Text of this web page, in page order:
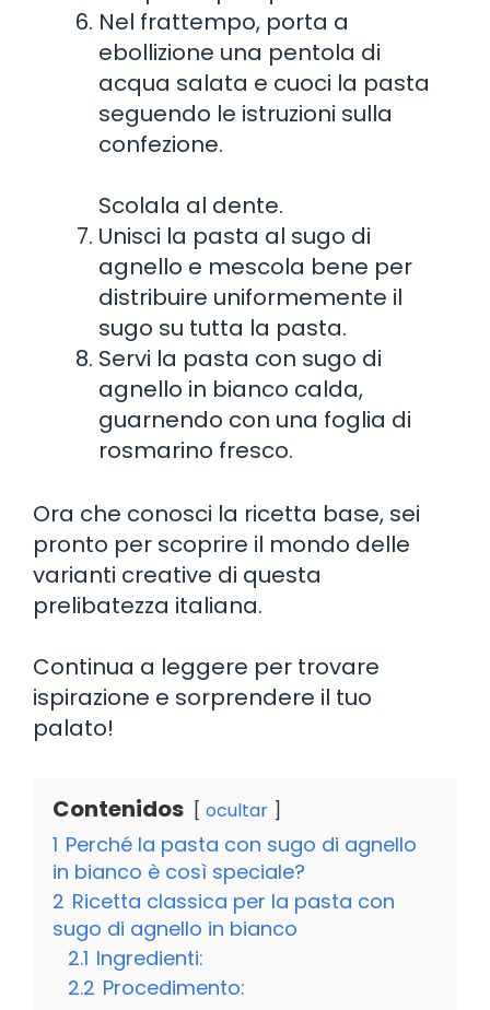
Nel frattempo, porta a
ebollizione una pentola di
acqua salata e cuoci la pasta
seguendo le istruzioni sulla
confezione.
Scolala al dente.
Unisci la pasta al sugo di
agnello e mescola bene per
distribuire uniformemente il
sugo su tutta la pasta.
Servi la pasta con sugo di
agnello in bianco calda,
guarnendo con una foglia di
rosmarino fresco.
Ora che conosci la ricetta base, sei
pronto per scoprire il mondo delle
varianti creative di questa
prelibatezza italiana.
Continua a leggere per trovare
ispirazione e sorprendere il tuo
palato!
Contenidos ocultar
1 Perché la pasta con sugo di agnello
in bianco è così speciale?
2 Ricetta classica per la pasta con
sugo di agnello in bianco
2.1 Ingredienti:
2.2 Procedimento: